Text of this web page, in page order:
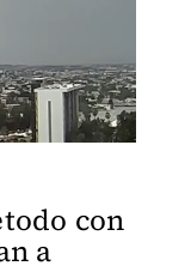
con
a